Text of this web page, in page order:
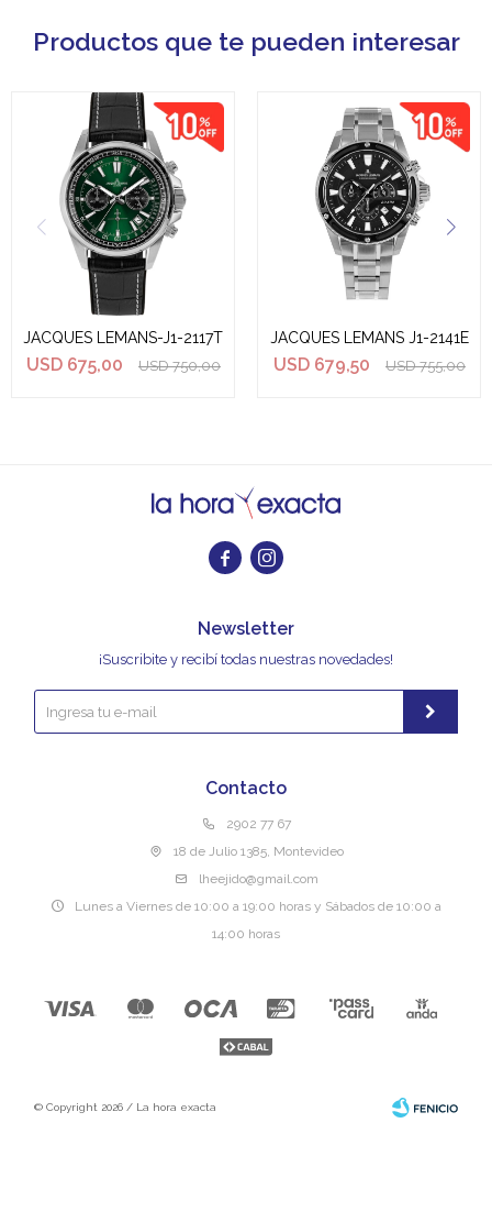
Productos que te pueden interesar
JACQUES LEMANS-J1-2117T
USD 675,00 USD 750,00
JACQUES LEMANS J1-2141E
USD 679,50 USD 755,00
 
Contacto
2902 77 67
18 de Julio 1385, Montevideo
lheejido@gmail.com
Lunes a Viernes de 10:00 a 19:00 horas y Sábados de 10:00 a
14:00 horas
Newsletter
¡Suscribite y recibí todas nuestras novedades!
© Copyright 2026 / La hora exacta